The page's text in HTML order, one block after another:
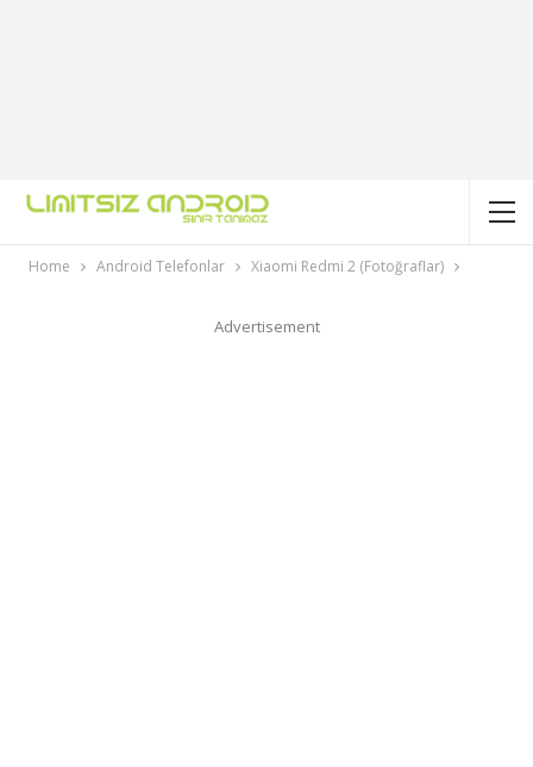
Home Android Telefonlar Xiaomi Redmi 2 (Fotoğraflar)
Advertisement